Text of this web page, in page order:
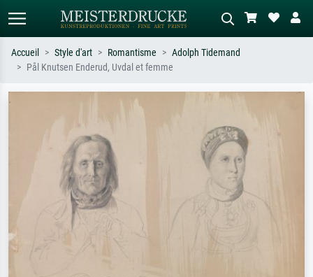
nu.
abstrait avec beaucoup de rouge,
tableau sombre, nu debout près d'un
arbre.
Accueil Style d'art Romantisme
Adolph Tidemand
Pål Knutsen Enderud, Uvdal et femme